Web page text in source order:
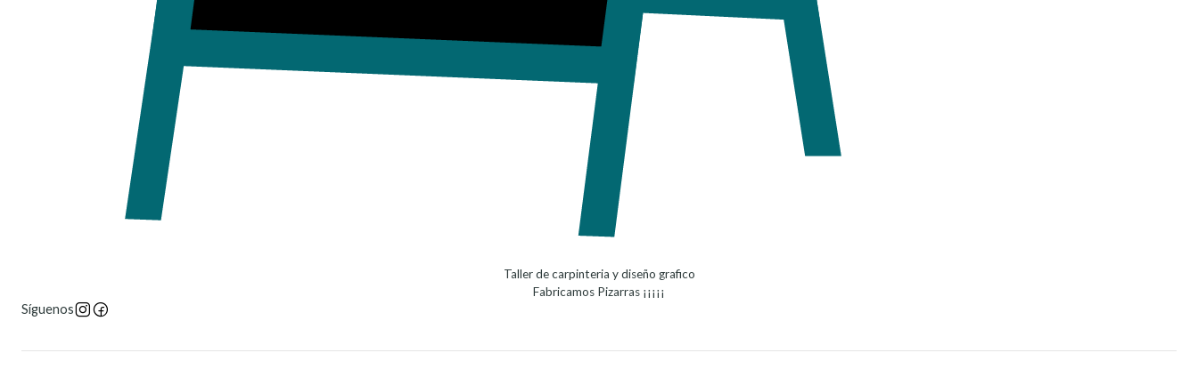
Taller de carpinteria y diseño grafico
Fabricamos Pizarras ¡¡¡¡¡
Síguenos